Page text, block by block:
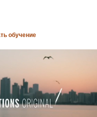
обучение